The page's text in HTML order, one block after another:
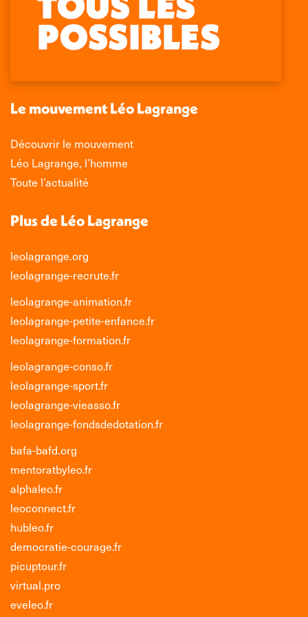
Facebook
s'ouvre
une
fenêtre
page
X
s'ouvre
une
fenêtre
page
LinkedIn
s'ouvre
une
fenêtre
page
Instagram
s'ouvre
une
nouvelle
fenêtre
Le mouvement Léo Lagrange
Découvrir le mouvement
Léo Lagrange, l’homme
Toute l’actualité
Plus de Léo Lagrange
leolagrange.org
leolagrange-recrute.fr
leolagrange-animation.fr
leolagrange-petite-enfance.fr
leolagrange-formation.fr
leolagrange-conso.fr
leolagrange-sport.fr
leolagrange-vieasso.fr
leolagrange-fondsdedotation.fr
bafa-bafd.org
mentoratbyleo.fr
alphaleo.fr
leoconnect.fr
hubleo.fr
democratie-courage.fr
picuptour.fr
virtual.pro
eveleo.fr